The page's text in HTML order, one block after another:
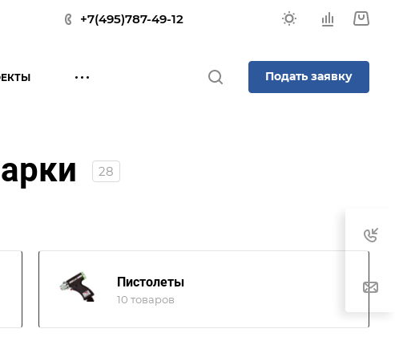
+7(495)787-49-12
Подать заявку
28
Пистолеты
10 товаров